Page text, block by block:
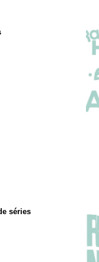
séries